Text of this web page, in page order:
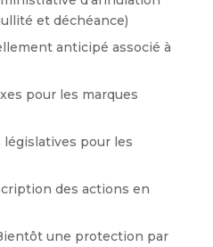
et déchéance)
anticipé associé à
pour les marques
pour les
des actions en
une protection par